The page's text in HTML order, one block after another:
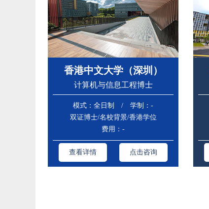
香港中文大学（深圳）
计算机与信息工程博士
模式：全日制 / 学制：-
双证博士/名校背景/香港学位
费用：-
查看详情 点击咨询